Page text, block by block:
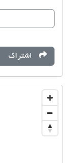
اشتراک